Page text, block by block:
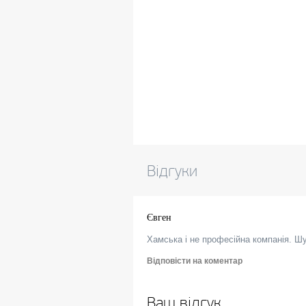
Відгуки
Євген
Хамська і не професійна компанія.
Відповісти на коментар